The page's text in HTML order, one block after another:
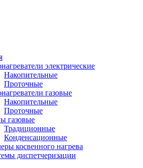
электрические
Накопительные
Проточные
газовые
Накопительные
Проточные
газовые
Традиционные
Конденсационные
косвенного нагрева
диспетчеризации